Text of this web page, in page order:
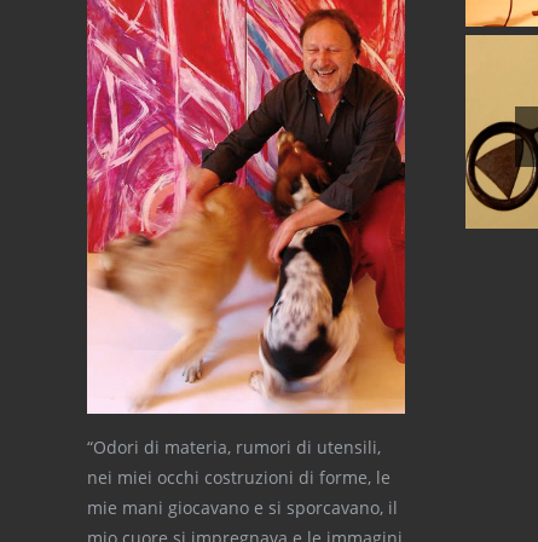
“Odori di materia, rumori di utensili,
nei miei occhi costruzioni di forme, le
mie mani giocavano e si sporcavano, il